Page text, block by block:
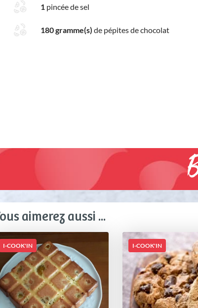
1 pincée de sel
180 gramme(s) de pépites de chocolat
aimerez aussi ...
I-COOK'IN I-COOK'IN